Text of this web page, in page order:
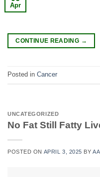
Apr
CONTINUE READING →
Posted in Cancer
UNCATEGORIZED
No Fat Still Fatty
POSTED ON APRIL 3, 2025 BY